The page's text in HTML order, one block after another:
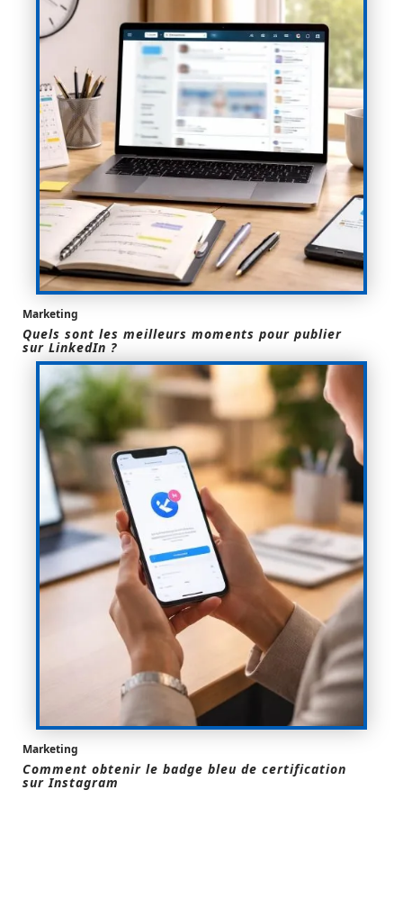
Marketing
Quels sont les meilleurs moments pour publier
sur LinkedIn ?
Marketing
Comment obtenir le badge bleu de certification
sur Instagram